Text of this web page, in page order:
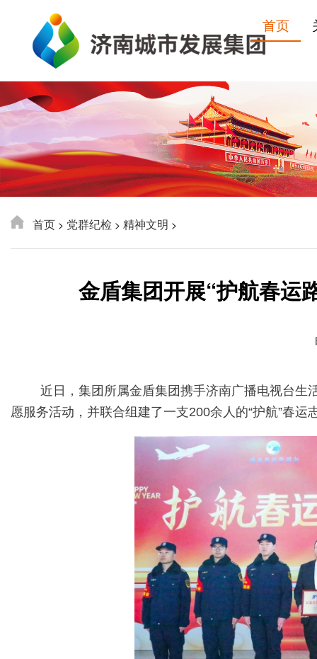
首页
首页 > 党群纪检 > 精神文明 >
金盾集团开展“护航春运
近日，集团所属金盾集团携手济南广播电视台生
愿服务活动，并联合组建了一支200余人的“护航”春运